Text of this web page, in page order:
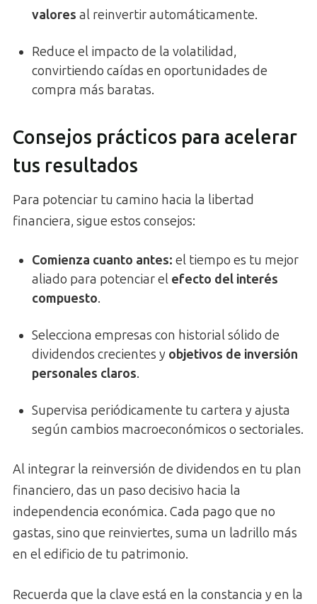
valores al reinvertir automáticamente.
Reduce el impacto de la volatilidad,
convirtiendo caídas en oportunidades de
compra más baratas.
Consejos prácticos para acelerar
tus resultados
Para potenciar tu camino hacia la libertad
financiera, sigue estos consejos:
Comienza cuanto antes: el tiempo es tu mejor
aliado para potenciar el efecto del interés
compuesto.
Selecciona empresas con historial sólido de
dividendos crecientes y objetivos de inversión
personales claros.
Supervisa periódicamente tu cartera y ajusta
según cambios macroeconómicos o sectoriales.
Al integrar la reinversión de dividendos en tu plan
financiero, das un paso decisivo hacia la
independencia económica. Cada pago que no
gastas, sino que reinviertes, suma un ladrillo más
en el edificio de tu patrimonio.
Recuerda que la clave está en la constancia y en la